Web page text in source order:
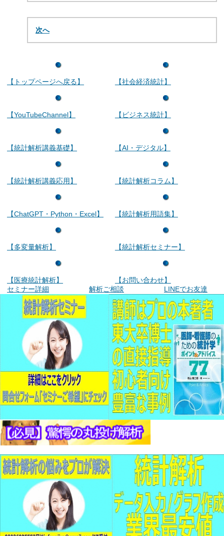
次へ
【トップページへ戻る】
【YouTubeChannel】
【統計解析講義基礎】
【統計解析講義応用】
【ChatGPT・Python・Excel】
【多変量解析】
【医療統計解析】
【社会経済統計】
【ビジネス統計】
【AI・デジタル】
【統計解析コラム】
【統計解析用語集】
【統計解析セミナー】
【お問い合わせ】
セミナー詳細
解析ご相談 LINEでお友達